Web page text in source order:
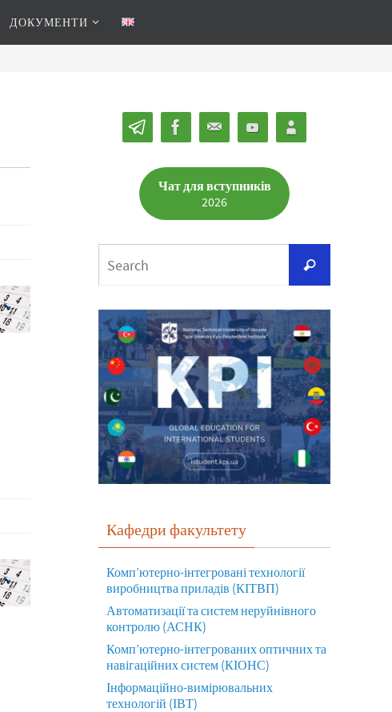
ДОКУМЕНТИ
Чат для вступників
2026
Кафедри факультету
Комп’ютерно-інтегровані технології
виробництва приладів (КІТВП)
Автоматизації та систем неруйнівного
контролю (АСНК)
Комп’ютерно-інтегрованих оптичних та
навігаційних систем (КІОНС)
Інформаційно-вимірювальних
технологій (ІВТ)